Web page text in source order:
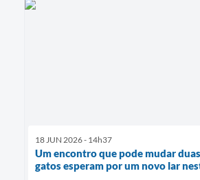
18 JUN 2026 - 14h37
Um encontro que pode mudar
gatos esperam por um novo lar